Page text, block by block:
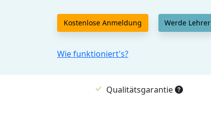
Kostenlose Anmeldung Werde Lehrer
Wie funktioniert's?
Qualitätsgarantie